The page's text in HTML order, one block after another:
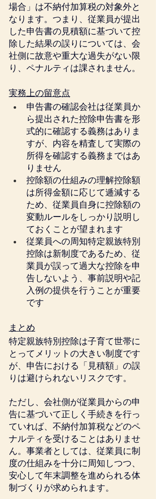
場合」は不納付加算税の対象外と
なります。つまり、従業員が提出
した申告書の見積額に基づいて控
除した結果の誤りについては、会
社側に故意や重大な過失がない限
り、ペナルティは課されません。
実務上の留意点
申告書の確認会社は従業員か
ら提出された控除申告書を形
式的に確認する義務はありま
すが、内容を精査して実際の
所得を確認する義務まではあ
りません
控除額の仕組みの理解控除額
は所得金額に応じて逓減する
ため、従業員自身に控除額の
変動ルールをしっかり説明し
ておくことが望まれます
従業員への周知特定親族特別
控除は新制度であるため、従
業員が誤って過大な控除を申
告しないよう、事前説明や記
入例の提供を行うことが重要
です
まとめ
特定親族特別控除は子育て世帯に
とってメリットの大きい制度です
が、申告における「見積額」の誤
りは避けられないリスクです。
ただし、会社側が従業員からの申
告に基づいて正しく手続きを行っ
ていれば、不納付加算税などのペ
ナルティを受けることはありませ
ん。事業者としては、従業員に制
度の仕組みを十分に周知しつつ、
安心して年末調整を進められる体
制づくりが求められます。